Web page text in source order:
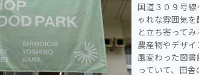
国道３０９号
ゃれな雰囲気
と立ち寄って
農産物やデザ
風変わった図
っていて、田